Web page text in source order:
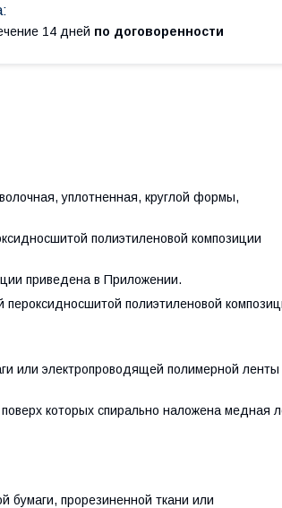
14 дней по договоренности
уплотненная, круглой формы,
полиэтиленовой композиции
приведена в Приложении.
полиэтиленовой
или электропроводящей полимерной ленты
которых спирально наложена медная
прорезиненной ткани или